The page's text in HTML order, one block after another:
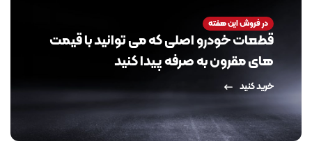
در فروش این هفته
قطعات خودرو اصلی که می توانید با قیمت
های مقرون به صرفه پیدا کنید
خرید کنید